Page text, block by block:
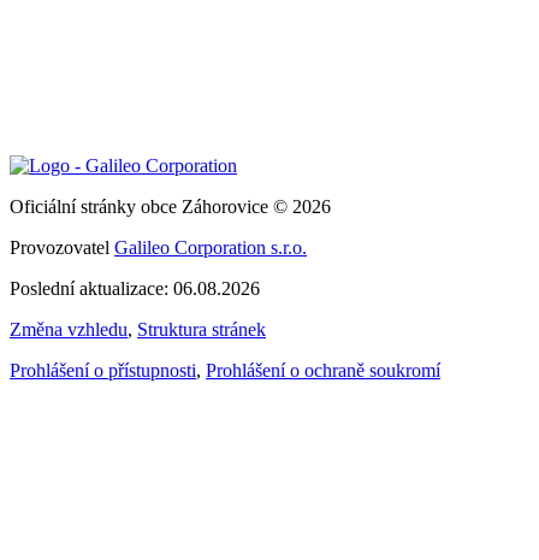
Oficiální stránky obce Záhorovice © 2026
Provozovatel Galileo Corporation s.r.o.
Poslední aktualizace: 06.08.2026
Změna vzhledu, Struktura stránek
Prohlášení o přístupnosti, Prohlášení o ochraně soukromí